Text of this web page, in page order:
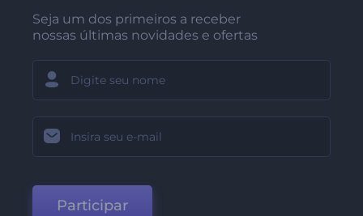
Seja um dos primeiros a receber
nossas últimas novidades e ofertas
Participar